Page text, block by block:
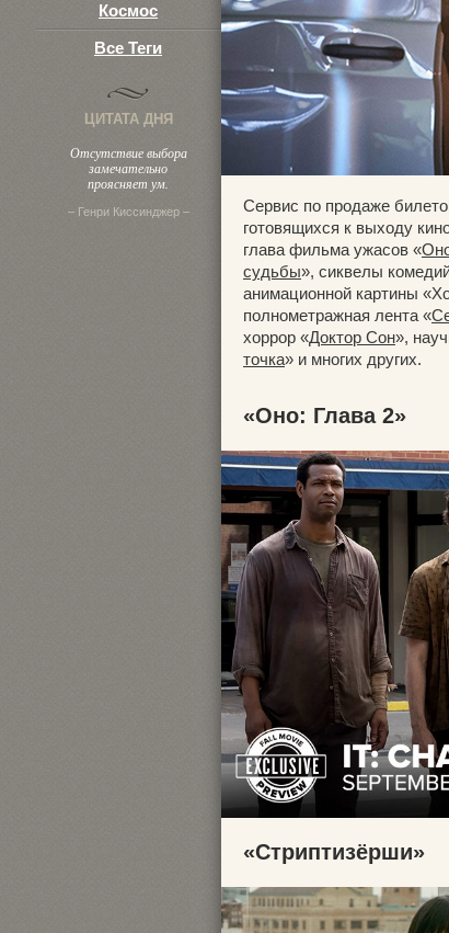
Космос
Все Теги
ЦИТАТА ДНЯ
Отсутствие выбора
замечательно
проясняет ум.
– Генри Киссинджер – Сервис по продаже
готовящихся к выходу
глава фильма ужасов «
судьбы», сиквелы
анимационной картины
полнометражная лента «
хоррор «Доктор Сон»,
точка» и многих других.
«Оно: Глава 2»
«Стриптизёрши»